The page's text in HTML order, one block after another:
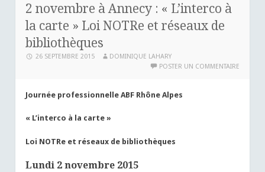
PRINCIPAL
2 novembre à Annecy : « L’interco à
la carte » Loi NOTRe et réseaux de
bibliothèques
26 SEPTEMBRE 2015
DOMINIQUE LAHARY
POSTER UN COMMENTAIRE
Journée professionnelle ABF Rhône Alpes
« L’interco à la carte »
Loi NOTRe et réseaux de bibliothèques
Lundi 2 novembre 2015